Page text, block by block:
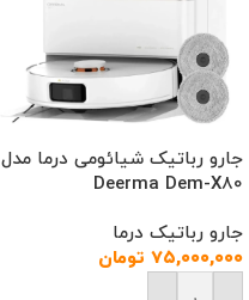
جارو رباتیک شیائومی درما مدل
Deerma Dem-X80
جارو رباتیک درما
۷۵,۰۰۰,۰۰۰ تومان